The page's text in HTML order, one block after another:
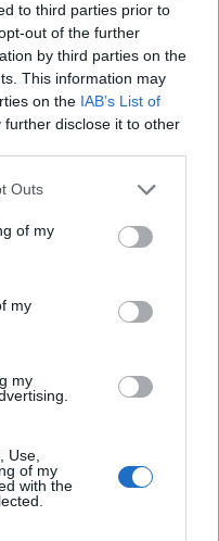
to third parties prior to
out of the further
by third parties on the
This information may
on the IAB’s List of
further disclose it to other
one or more Google
You may click to
its third-party tags to
in below Google
Outs
of my
my
my
Use,
of my
with the